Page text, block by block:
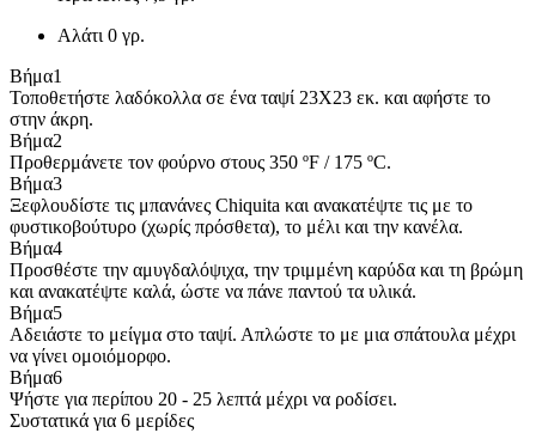
Αλάτι 0 γρ.
Βήμα1
Τοποθετήστε λαδόκολλα σε ένα ταψί 23X23 εκ. και αφήστε το
στην άκρη.
Βήμα2
Προθερμάνετε τον φούρνο στους 350 ºF / 175 ºC.
Βήμα3
Ξεφλουδίστε τις μπανάνες Chiquita και ανακατέψτε τις με το
φυστικοβούτυρο (χωρίς πρόσθετα), το μέλι και την κανέλα.
Βήμα4
Προσθέστε την αμυγδαλόψιχα, την τριμμένη καρύδα και τη βρώμη
και ανακατέψτε καλά, ώστε να πάνε παντού τα υλικά.
Βήμα5
Αδειάστε το μείγμα στο ταψί. Απλώστε το με μια σπάτουλα μέχρι
να γίνει ομοιόμορφο.
Βήμα6
Ψήστε για περίπου 20 - 25 λεπτά μέχρι να ροδίσει.
Συστατικά για 6 μερίδες